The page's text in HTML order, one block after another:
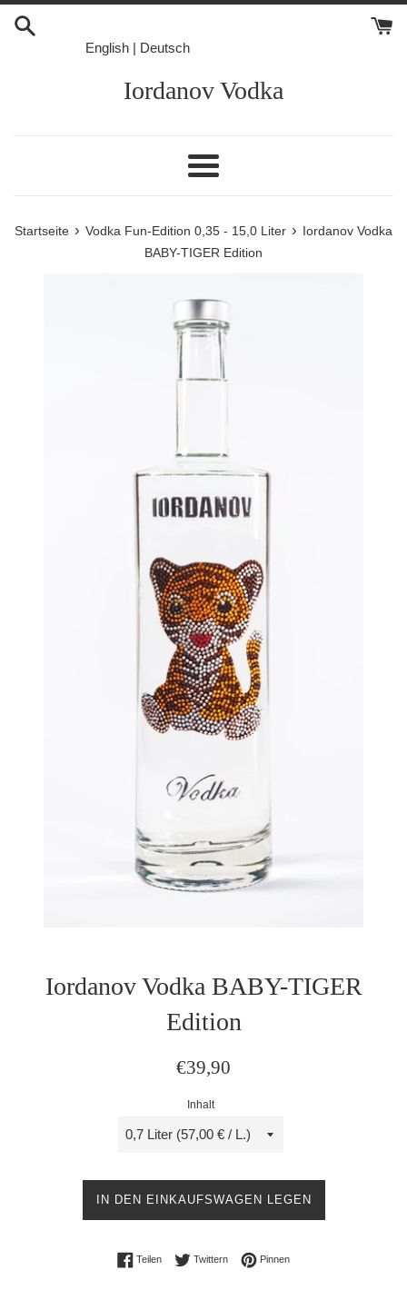
Direkt
zum
English | Deutsch
Iordanov Vodka
Menü
Startseite › Vodka Fun-Edition 0,35 - 15,0 Liter › Iordanov Vodka
BABY-TIGER Edition
Iordanov Vodka BABY-TIGER
Edition
Normaler
€39,90
Inhalt
IN DEN EINKAUFSWAGEN LEGEN
TeilenAuf Facebook teilen
TwitternAuf Twitter twittern
PinnenAuf Pinterest pinnen